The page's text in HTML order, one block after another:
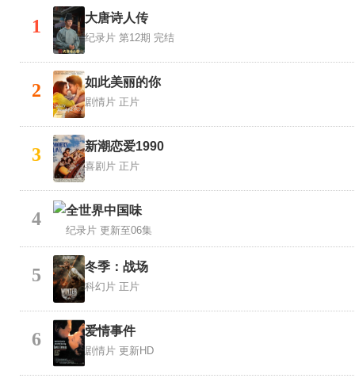
1 大唐诗人传
纪录片 第12期 完结
2 如此美丽的你
剧情片 正片
3 新潮恋爱1990
喜剧片 正片
4 全世界中国味
纪录片 更新至06集
5 冬季：战场
科幻片 正片
6 爱情事件
剧情片 更新HD